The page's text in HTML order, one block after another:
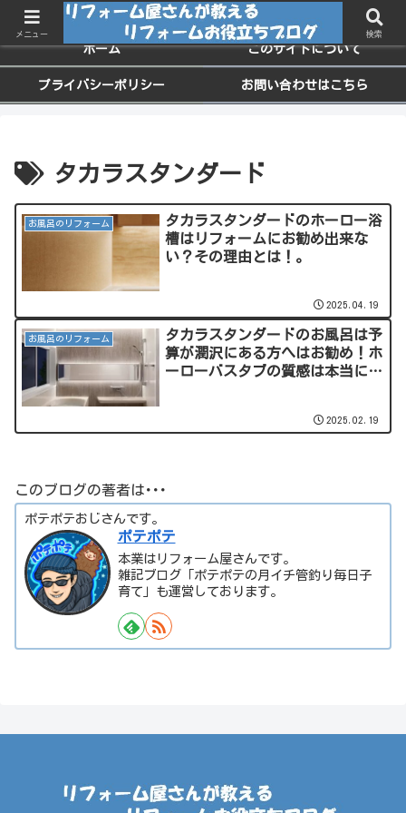
ちょっと役に立つお家のメンテナンス情報
ホーム このサイトについて
プライバシーポリシー お問い合わせはこちら
タカラスタンダード
お風呂のリフォーム
タカラスタンダードのホーロー浴
槽はリフォームにお勧め出来な
い？その理由とは！。
2025.04.19
お風呂のリフォーム
タカラスタンダードのお風呂は予
算が潤沢にある方へはお勧め！ホ
ーローバスタブの質感は本当に素
2025.02.19
このブログの著者は･･･
ポテポテおじさんです。
ポテポテ
本業はリフォーム屋さんです。
雑記ブログ「ポテポテの月イチ管釣り毎日子
育て」も運営しております。
メニュー 検索